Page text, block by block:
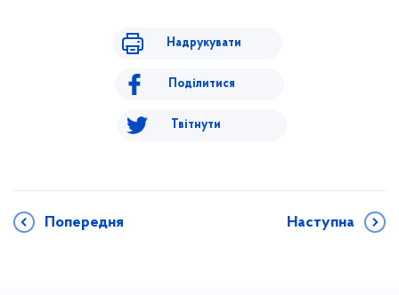
Надрукувати
Поділитися
Твітнути
Попередня Наступна